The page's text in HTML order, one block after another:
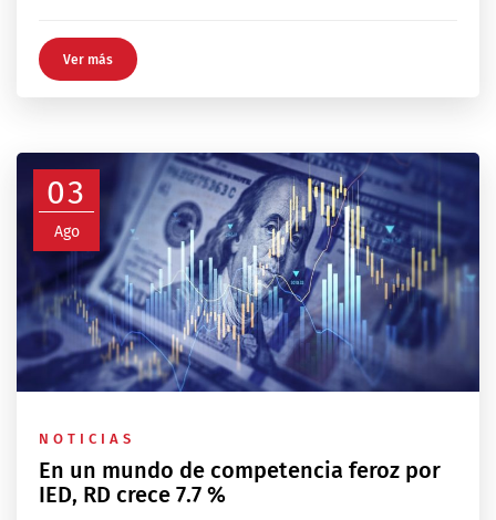
Ver más
03
Ago
NOTICIAS
En un mundo de competencia feroz por
IED, RD crece 7.7 %